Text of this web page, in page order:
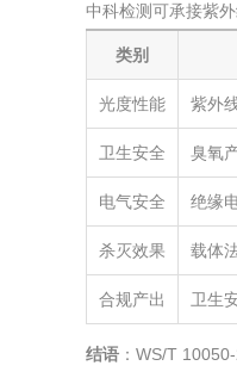
中科检测可承接紫
类别
光度性能 紫外
卫生安全 臭氧
电气安全 绝缘
杀灭效果 载体
合规产出 卫生
结语 ：WS/T